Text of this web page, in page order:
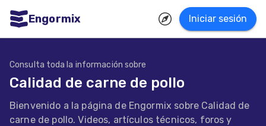
Engormix Iniciar sesión
Agricultura
Balanceados
Consulta toda la información sobre
Calidad de carne de pollo
Bienvenido a la página de Engormix sobre Calidad de
carne de pollo. Videos, artículos técnicos, foros y